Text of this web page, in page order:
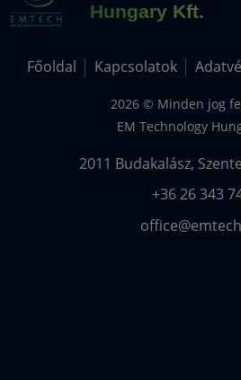
Hungary Kft.
Főoldal Kapcsolatok
2026 © Minden jog
EM Technology
2011 Budakalász,
office